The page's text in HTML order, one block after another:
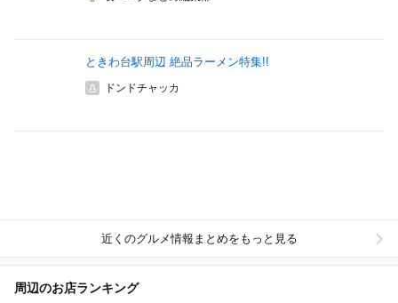
ときわ台駅周辺 絶品ラーメン特集!!
ドンドチャッカ
近くのグルメ情報まとめをもっと見る
周辺のお店ランキング